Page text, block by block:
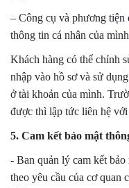
– Công cụ và phương tiện
thông tin cá nhân của mình
Khách hàng có thể chỉnh
nhập vào hồ sơ và sử
ở tài khoản của mình.
được thì lập tức liên hệ
5. Cam kết bảo mật
- Ban quản lý cam kết
theo yêu cầu của cơ quan